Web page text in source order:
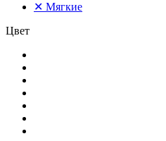
✕ Мягкие
Цвет